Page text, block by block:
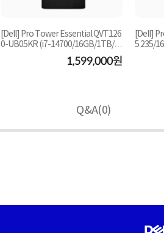
[Dell] Pro Tower Essential QVT126
0-UB05KR (i7-14700/16GB/1TB/U
1,599,000원
[Dell]
5 235/
Q&A(0)